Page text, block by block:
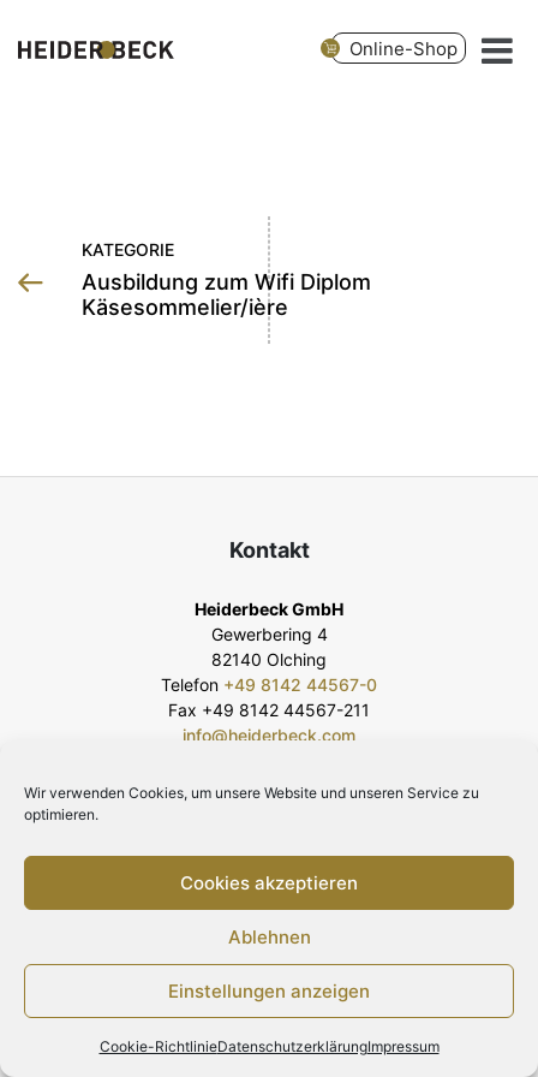
Wir verwenden Cookies, um unsere Website und unseren Service zu
optimieren.
Cookies akzeptieren
Ablehnen
Einstellungen anzeigen
Cookie-RichtlinieDatenschutzerklärungImpressum
Online-Shop
KATEGORIE
Ausbildung zum Wifi Diplom
Käsesommelier/ière
Kontakt
Heiderbeck GmbH
Gewerbering 4
82140 Olching
Telefon +49 8142 44567-0
Fax +49 8142 44567-211
info@heiderbeck.com